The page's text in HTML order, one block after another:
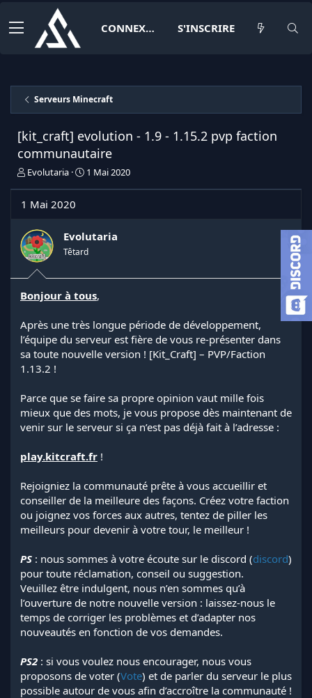
CONNEXION S'INSCRIRE
Serveurs Minecraft
[kit_craft] evolution - 1.9 - 1.15.2 pvp faction
communautaire
I
a
t
e
u
d
l
a
d
i
s
u
s
i
n
Evolutaria
D
e
d
é
t
1 Mai 2020
1 Mai 2020
Evolutaria
Têtard
Bonjour à tous,
Après une très longue période de développement,
l’équipe du serveur est fière de vous re-présenter dans
sa toute nouvelle version ! [Kit_Craft] – PVP/Faction
1.13.2 !
Parce que se faire sa propre opinion vaut mille fois
mieux que des mots, je vous propose dès maintenant de
venir sur le serveur si ça n’est pas déjà fait à l’adresse :
play.kitcraft.fr !
Rejoigniez la communauté prête à vous accueillir et
conseiller de la meilleure des façons. Créez votre faction
ou joignez vos forces aux autres, tentez de piller les
meilleurs pour devenir à votre tour, le meilleur !
PS : nous sommes à votre écoute sur le discord (discord)
pour toute réclamation, conseil ou suggestion.
Veuillez être indulgent, nous n’en sommes qu’à
l’ouverture de notre nouvelle version : laissez-nous le
temps de corriger les problèmes et d’adapter nos
nouveautés en fonction de vos demandes.
PS2 : si vous voulez nous encourager, nous vous
proposons de voter (Vote) et de parler du serveur le plus
possible autour de vous afin d’accroître la communauté !